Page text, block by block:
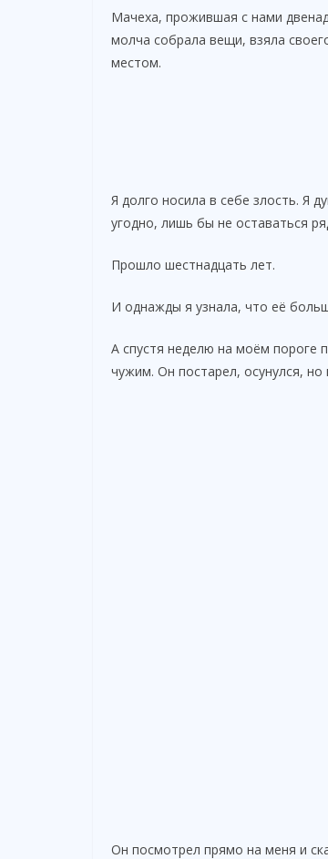
Мачеха, прожившая с нами
молча собрала вещи, взяла
местом.
Я долго носила в себе злость. Я
угодно, лишь бы не оставаться
Прошло шестнадцать лет.
И однажды я узнала, что её
А спустя неделю на моём пороге
чужим. Он постарел, осунулся, но
Он посмотрел прямо на меня и